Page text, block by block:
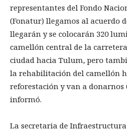
representantes del Fondo
(Fonatur) llegamos al acuerdo
llegarán y se colocarán 320
camellón central de la
ciudad hacia Tulum, pero
la rehabilitación del camellón
reforestación y van a donarnos
informó.
La secretaria de Infraestructura